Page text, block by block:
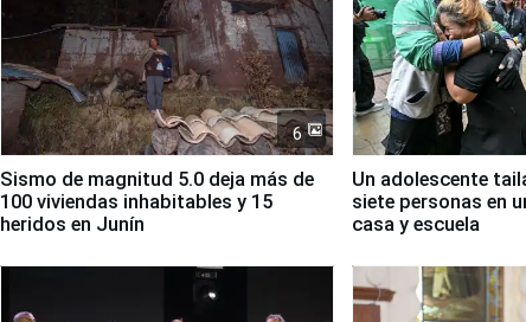
6
Sismo de magnitud 5.0 deja más de
100 viviendas inhabitables y 15
heridos en Junín
Un adolescente
siete personas en
casa y escuela